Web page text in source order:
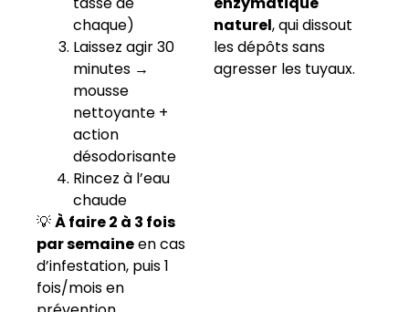
chaque)
Laissez agir 30
minutes →
mousse
nettoyante +
action
désodorisante
Rincez à l’eau
chaude
💡À faire 2 à 3 fois
par semaineen cas
d’infestation, puis 1
fois/mois en
naturel, qui dissout
les dépôts sans
agresser les tuyaux.